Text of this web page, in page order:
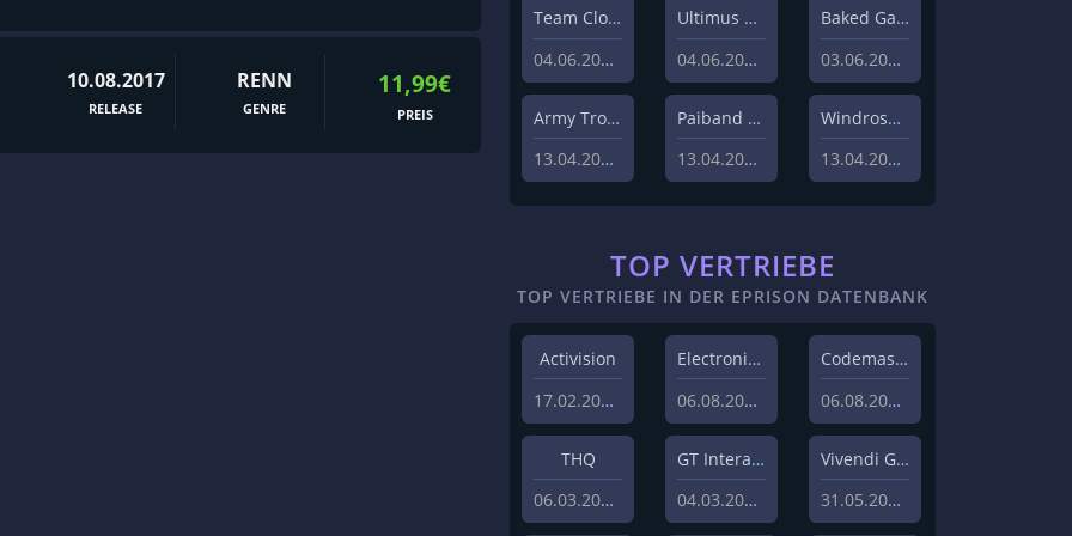
10.08.2017
RELEASE
RENN
GENRE
11,99€
PREIS
Team Clout inc.
04.06.2026
Ultimus Rex LLC
04.06.2026
Baked Games S.A.
03.06.2026
Army Troop Studios
13.04.2026
Paiband Game Studio
13.04.2026
Windrose Crew
13.04.2026
TOP VERTRIEBE
TOP VERTRIEBE IN DER EPRISON DATENBANK
Activision
17.02.2009
Electronic Arts
06.08.2015
Codemasters
06.08.2015
THQ
06.03.2008
GT Interactive
04.03.2008
Vivendi Games
31.05.2008